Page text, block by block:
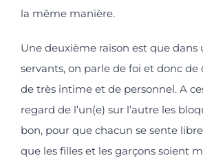
la même manière.
Une deuxième raison est que dans
servants, on parle de foi et donc de
de très intime et de personnel. A
regard de l’un(e) sur l’autre les
bon, pour que chacun se sente
que les filles et les garçons soient